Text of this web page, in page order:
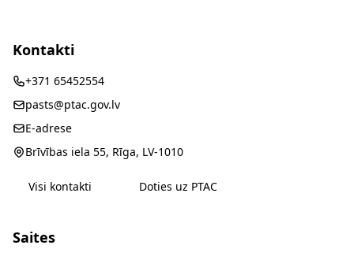
Kontakti
+371 65452554
pasts@ptac.gov.lv
E-adrese
Brīvības iela 55, Rīga, LV-1010
Visi kontakti Doties uz PTAC
Saites